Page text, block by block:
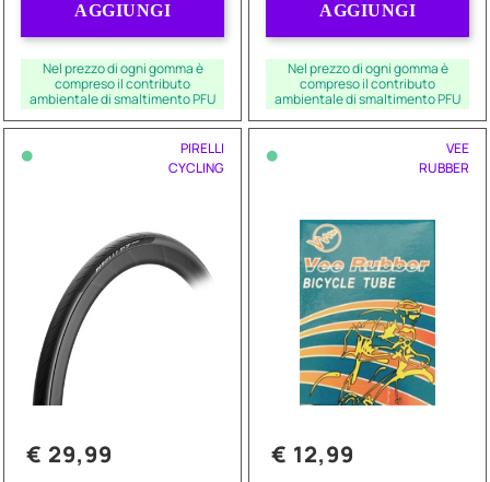
AGGIUNGI
Nel prezzo di ogni gomma è
compreso il contributo
ambientale di smaltimento PFU
AGGIUNGI
Nel prezzo di ogni gomma è
compreso il contributo
ambientale di smaltimento PFU
•
PIRELLI
CYCLING
€ 29,99
•
VEE
RUBBER
€ 12,99